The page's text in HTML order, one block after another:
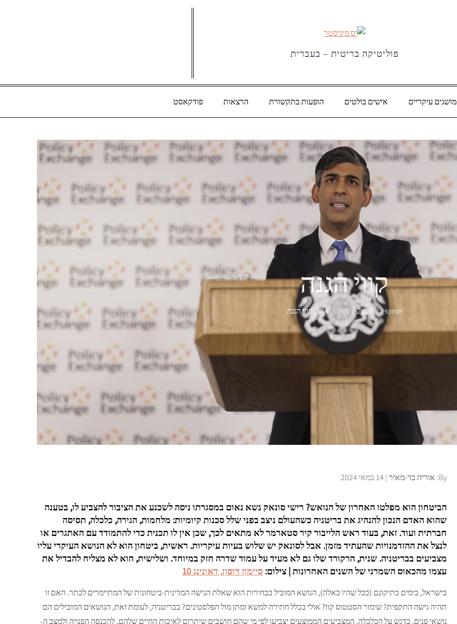
פוליטיקה בריטית – בעברית
מושגים עיקריים אישים בולטים הופעות בתקשורת הרצאות פודקאסט
קווי הגנה
Home
2024 מאי 14 קווי הגנה
By: אוריה בר-מאיר Posted
14 במאי 2024
הביטחון הוא מפלטו האחרון של הנואש? רישי סונאק נשא נאום במסגרתו ניסה לשכנע את הציבור להצביע לו, בטענה
שהוא האדם הנכון להנהיג את בריטניה כשהעולם ניצב בפני שלל סכנות קיומיות: מלחמות, הגירה, כלכלה, תסיסה
חברתית ועוד. זאת, בעוד ראש הלייבור קיר סטארמר לא מתאים לכך, שכן אין לו תכנית כדי להתמודד עם האתגרים או
לנצל את ההזדמנויות שהעתיד מזמן. אבל לסונאק יש שלוש בעיות עיקריות. ראשית, ביטחון הוא לא הנושא העיקרי עליו
מצביעים בבריטניה. שנית, הרקורד שלו גם לא מעיד על עמוד שדרה חזק במיוחד. ושלישית, הוא לא מצליח להבדיל את
עצמו מהכאוס השמרני של השנים האחרונות | צילום: סיימון דוסון, דאונינג 10
בישראל, בימים כתיקונם (ככל שהיו כאלה), הנושא המוביל בבחירות הוא שאלת הגישה המדינית-ביטחונית של המתיימרים לכתר. האם זו
תהיה גישה התקפית? שימור הסטטוס קוו? אולי בכלל חתירה למשא ומתן מול הפלסטינים? בבריטניה, לעומת זאת, הנושאים המובילים הם
נושאי פנים, בדגש על הכלכלה. המצביעים הממוצעים יצביעו לפי מי שהם חושבים שיתרום לאיכות החיים שלהם, להכנסה הפנויה ולמצב ה-